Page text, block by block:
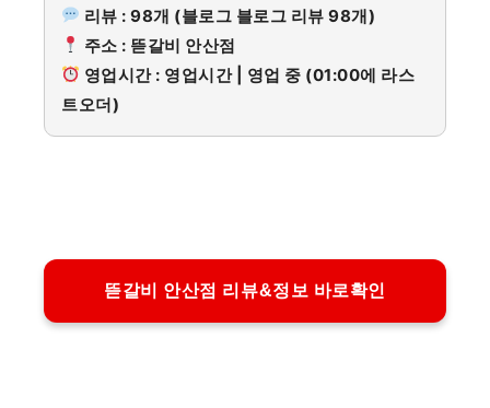
리뷰 : 98개 (블로그 블로그 리뷰 98개)
주소 : 뜯갈비 안산점
영업시간 : 영업시간 | 영업 중 (01:00에 라스
트오더)
뜯갈비 안산점 리뷰&정보 바로확인